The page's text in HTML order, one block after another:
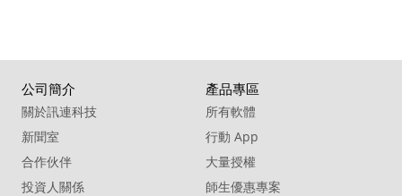
公司簡介
關於訊連科技
新聞室
合作伙伴
投資人關係
產品專區
所有軟體
行動 App
大量授權
師生優惠專案